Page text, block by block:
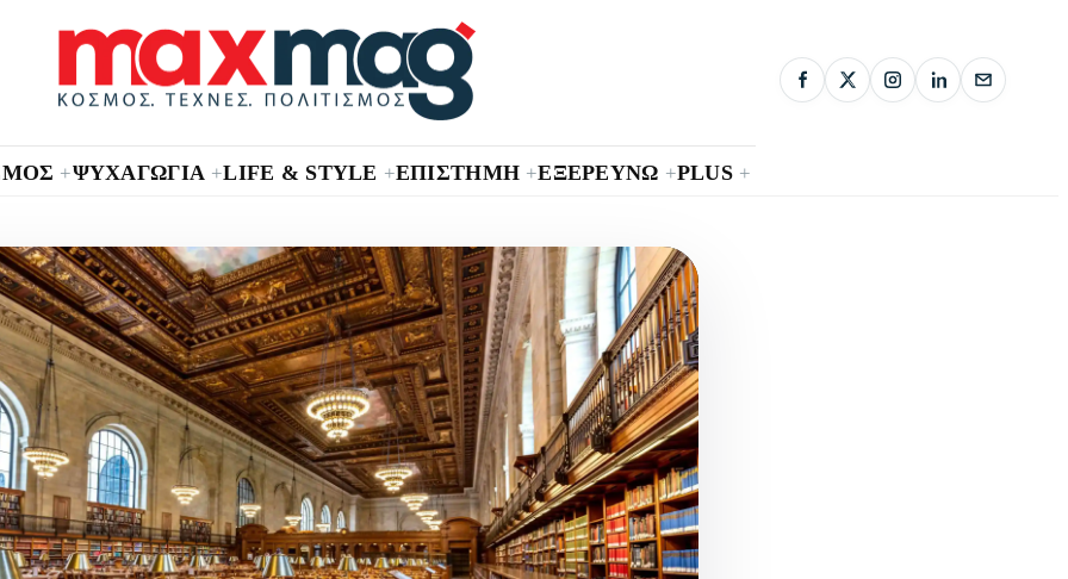
+ΨΥΧΑΓΩΓΙΑ +LIFE & STYLE +ΕΠΙΣΤΗΜΗ +ΕΞΕΡΕΥΝΩ +PLUS +